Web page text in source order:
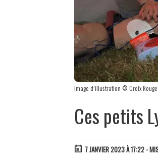
Image d’illustration © Croix
Ces petits
7 JANVIER 2023 À 17:22 -